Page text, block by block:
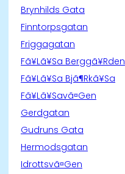
Brynhilds Gata
Finntorpsgatan
Friggagatan
Fã¥Lã¥Sa Berggã¥Rden
Fã¥Lã¥Sa Bjã¶Rkã¥Sa
Fã¥Lã¥Savã¤Gen
Gerdgatan
Gudruns Gata
Hermodsgatan
Idrottsvã¤Gen